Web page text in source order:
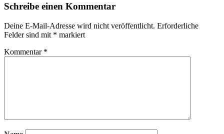
Schreibe einen Kommentar
Deine E-Mail-Adresse wird nicht veröffentlicht. Erforderliche
Felder sind mit * markiert
Kommentar *